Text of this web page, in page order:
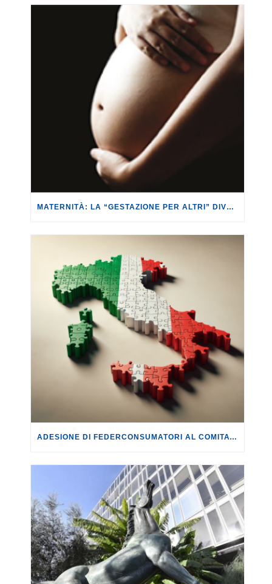
MATERNITÀ: LA “GESTAZIONE PER ALTRI” DIVENTA REATO UNIVERSALE.
ADESIONE DI FEDERCONSUMATORI AL COMITATO PROMOTORE DEL REFERENDUM PER L’ABROGAZIONE DELLA LEGGE SULL’AUTONOMIA DIFFERENZIATA.